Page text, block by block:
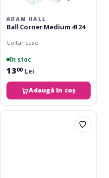
ADAM HALL
Ball Corner Medium 4124
Colțar case
în stoc
1300 Lei
Adaugă în coș
Adam